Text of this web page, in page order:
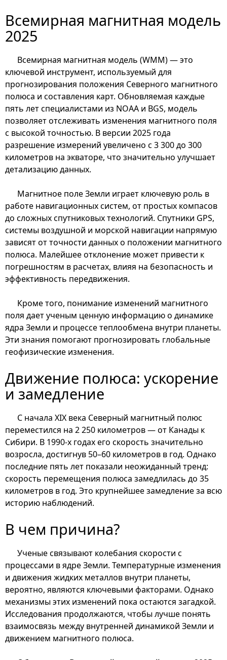
Всемирная магнитная модель
2025
Всемирная магнитная модель (WMM) — это
ключевой инструмент, используемый для
прогнозирования положения Северного магнитного
полюса и составления карт. Обновляемая каждые
пять лет специалистами из NOAA и BGS, модель
позволяет отслеживать изменения магнитного поля
с высокой точностью. В версии 2025 года
разрешение измерений увеличено с 3 300 до 300
километров на экваторе, что значительно улучшает
детализацию данных.
Магнитное поле Земли играет ключевую роль в
работе навигационных систем, от простых компасов
до сложных спутниковых технологий. Спутники GPS,
системы воздушной и морской навигации напрямую
зависят от точности данных о положении магнитного
полюса. Малейшее отклонение может привести к
погрешностям в расчетах, влияя на безопасность и
эффективность передвижения.
Кроме того, понимание изменений магнитного
поля дает ученым ценную информацию о динамике
ядра Земли и процессе теплообмена внутри планеты.
Эти знания помогают прогнозировать глобальные
геофизические изменения.
Движение полюса: ускорение
и замедление
С начала XIX века Северный магнитный полюс
переместился на 2 250 километров — от Канады к
Сибири. В 1990-х годах его скорость значительно
возросла, достигнув 50–60 километров в год. Однако
последние пять лет показали неожиданный тренд:
скорость перемещения полюса замедлилась до 35
километров в год. Это крупнейшее замедление за всю
историю наблюдений.
В чем причина?
Ученые связывают колебания скорости с
процессами в ядре Земли. Температурные изменения
и движения жидких металлов внутри планеты,
вероятно, являются ключевыми факторами. Однако
механизмы этих изменений пока остаются загадкой.
Исследования продолжаются, чтобы лучше понять
взаимосвязь между внутренней динамикой Земли и
движением магнитного полюса.